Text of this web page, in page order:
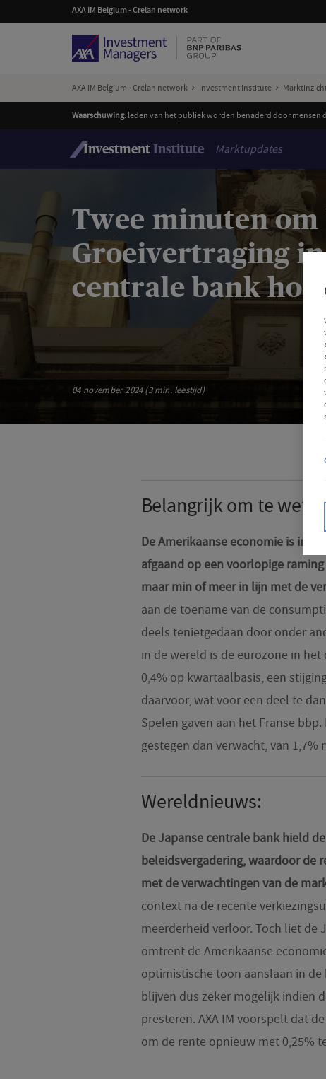
AXA IM Belgium - Crelan network
AXA IM Belgium - Crelan network Investment Institute
Waarschuwing: leden van het publiek worden benaderd door mensen
Investment Institute Marktupdates
Twee minuten
Groeivertraging in
centrale bank
04 november 2024 (3 min. leestijd)
Belangrijk om te
De Amerikaanse economie is in
afgaand op een voorlopige
maar min of meer in lijn met de
aan de toename van de
deels tenietgedaan door onder
in de wereld is de eurozone in
0,4% op kwartaalbasis, een
daarvoor, wat voor een deel te
Spelen gaven aan het Franse
gestegen dan verwacht, van
Wereldnieuws:
De Japanse centrale bank hield
beleidsvergadering, waardoor de
met de verwachtingen van de
context na de recente
meerderheid verloor. Toch liet de
omtrent de Amerikaanse
optimistische toon aanslaan in
blijven dus zeker mogelijk indien
presteren. AXA IM voorspelt dat
om de rente opnieuw met 0,25%